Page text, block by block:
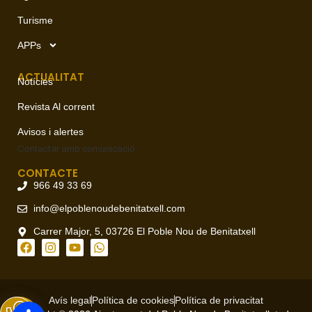
Turisme
APPs
ACTUALITAT
Notícies
Revista Al corrent
Avisos i alertes
Contactar amb comunicació
CONTACTE
966 49 33 69
info@elpoblenoudebenitatxell.com
Carrer Major, 5, 03726 El Poble Nou de Benitatxell
Avís legalPolítica de cookiesPolítica de privacitat